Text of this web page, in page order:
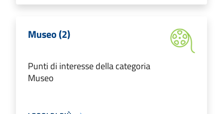
Museo (2)
Punti di interesse della categoria
Museo